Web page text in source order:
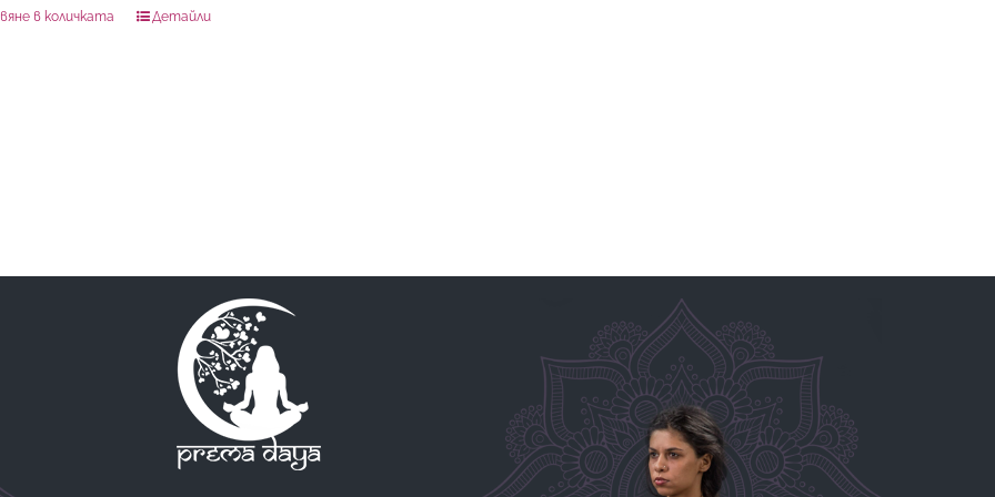
в количката Детайли